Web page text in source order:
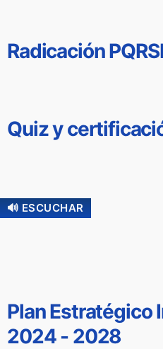
Radicación
Quiz y
🔊 ESCUCHAR
Plan Estratégico
2024 - 2028